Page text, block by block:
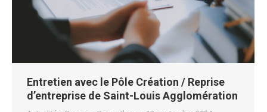
Entretien avec le Pôle Création / Reprise
d’entreprise de Saint-Louis Agglomération